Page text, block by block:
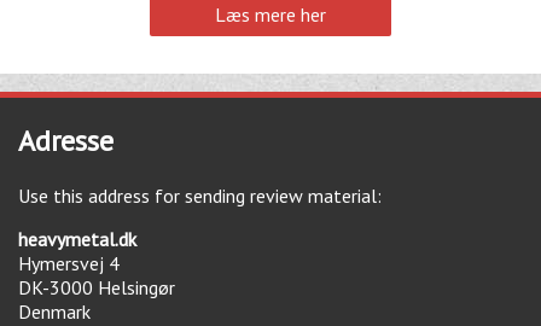
Læs mere her
Adresse
Use this address for sending review material:
heavymetal.dk
Hymersvej 4
DK-3000 Helsingør
Denmark